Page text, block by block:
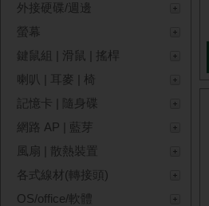
外接硬碟/週邊
螢幕
鍵鼠組 | 滑鼠 | 搖桿
喇叭 | 耳麥 | 椅
記憶卡 | 隨身碟
網路 AP | 藍芽
風扇 | 散熱裝置
各式線材(轉接頭)
OS/office/軟體